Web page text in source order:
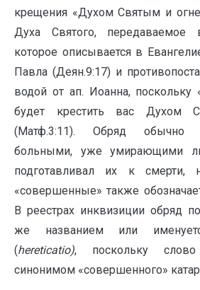
крещения «Духом Святым и
Духа Святого, передаваемое
которое описывается в
Павла (Деян.9:17) и
водой от ап. Иоанна,
будет крестить вас Духом
(Матф.3:11). Обряд обычно
больными, уже умирающими
подготавливал их к
«совершенные» также
В реестрах инквизиции обряд
же названием или
(hereticatio), поскольку
синонимом «совершенного»